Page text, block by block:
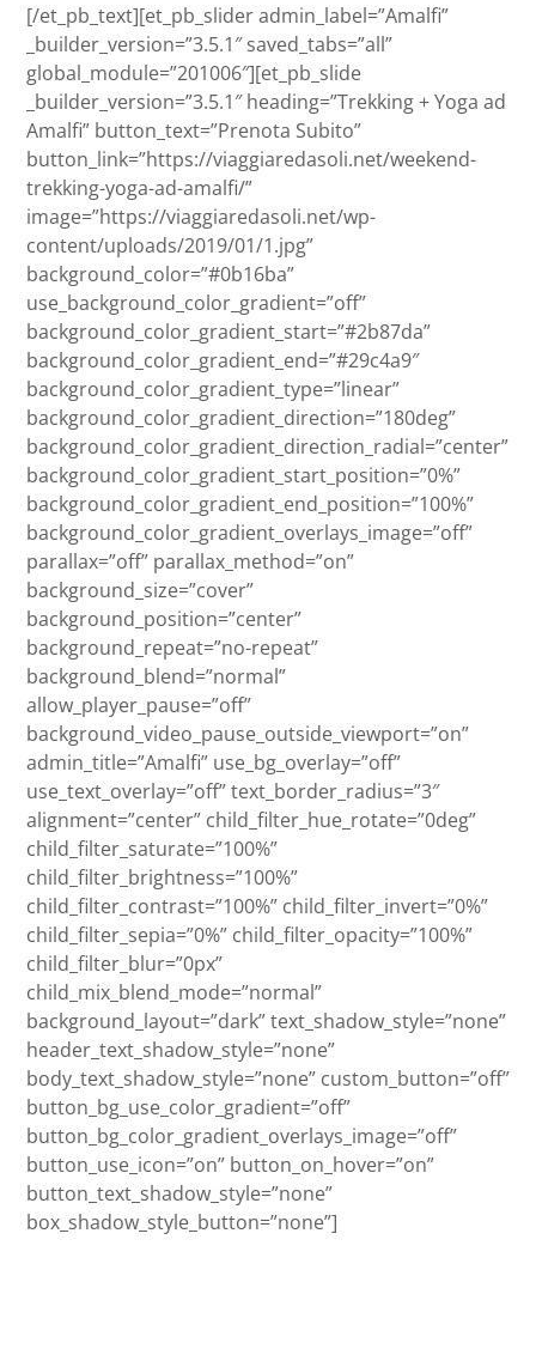
[/et_pb_text][et_pb_slider admin_label=”Amalfi”
_builder_version=”3.5.1″ saved_tabs=”all”
global_module=”201006″][et_pb_slide
_builder_version=”3.5.1″ heading=”Trekking + Yoga ad
Amalfi” button_text=”Prenota Subito”
button_link=”https://viaggiaredasoli.net/weekend-
trekking-yoga-ad-amalfi/”
image=”https://viaggiaredasoli.net/wp-
content/uploads/2019/01/1.jpg”
background_color=”#0b16ba”
use_background_color_gradient=”off”
background_color_gradient_start=”#2b87da”
background_color_gradient_end=”#29c4a9″
background_color_gradient_type=”linear”
background_color_gradient_direction=”180deg”
background_color_gradient_direction_radial=”center”
background_color_gradient_start_position=”0%”
background_color_gradient_end_position=”100%”
background_color_gradient_overlays_image=”off”
parallax=”off” parallax_method=”on”
background_size=”cover”
background_position=”center”
background_repeat=”no-repeat”
background_blend=”normal”
allow_player_pause=”off”
background_video_pause_outside_viewport=”on”
admin_title=”Amalfi” use_bg_overlay=”off”
use_text_overlay=”off” text_border_radius=”3″
alignment=”center” child_filter_hue_rotate=”0deg”
child_filter_saturate=”100%”
child_filter_brightness=”100%”
child_filter_contrast=”100%” child_filter_invert=”0%”
child_filter_sepia=”0%” child_filter_opacity=”100%”
child_filter_blur=”0px”
child_mix_blend_mode=”normal”
background_layout=”dark” text_shadow_style=”none”
header_text_shadow_style=”none”
body_text_shadow_style=”none” custom_button=”off”
button_bg_use_color_gradient=”off”
button_bg_color_gradient_overlays_image=”off”
button_use_icon=”on” button_on_hover=”on”
button_text_shadow_style=”none”
box_shadow_style_button=”none”]